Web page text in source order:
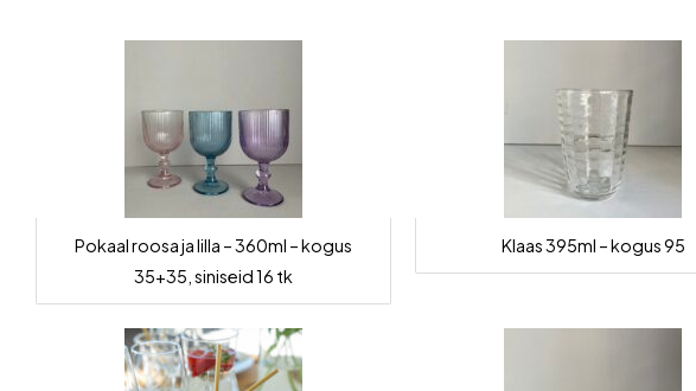
Pokaal roosa ja lilla – 360ml – kogus
35+35, siniseid 16 tk
Klaas 395ml – kogus 95